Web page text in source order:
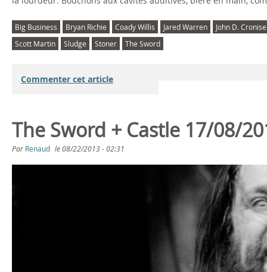
Big Business Bryan Richie Coady Willis Jared Warren
John D. Cronise
Scott Martin
Sludge Stoner The Sword
Commenter cet article
The Sword + Castle 17/08/
Par Renaud le08/22/2013 - 02:31